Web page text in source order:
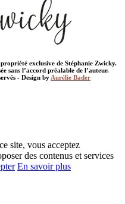
exclusive de Stéphanie Zwicky.
sans l’accord préalable de l’auteur.
- Design by Aurélie Bader
site, vous acceptez
des contenus et services
En savoir plus